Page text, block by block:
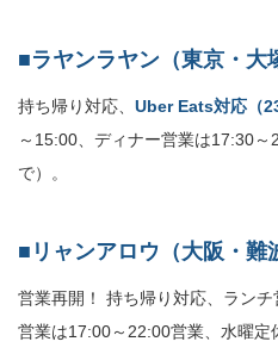
■ラヤンラヤン（東京・大
持ち帰り対応、 Uber Eats対応（
～15:00、ディナー営業は17:30
で）。
■リャンアロウ（大阪・難
営業再開！ 持ち帰り対応、ラン
営業は17:00～22:00営業、水曜定